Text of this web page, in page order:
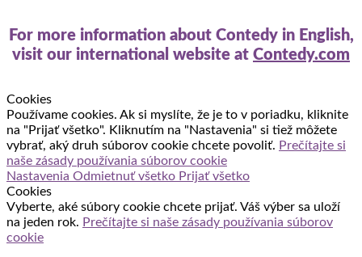
For more information about Contedy in English,
visit our international website at Contedy.com
Cookies
Používame cookies. Ak si myslíte, že je to v poriadku, kliknite
na "Prijať všetko". Kliknutím na "Nastavenia" si tiež môžete
vybrať, aký druh súborov cookie chcete povoliť. Prečítajte si
naše zásady používania súborov cookie
Nastavenia Odmietnuť všetko Prijať všetko
Cookies
Vyberte, aké súbory cookie chcete prijať. Váš výber sa uloží
na jeden rok. Prečítajte si naše zásady používania súborov
cookie